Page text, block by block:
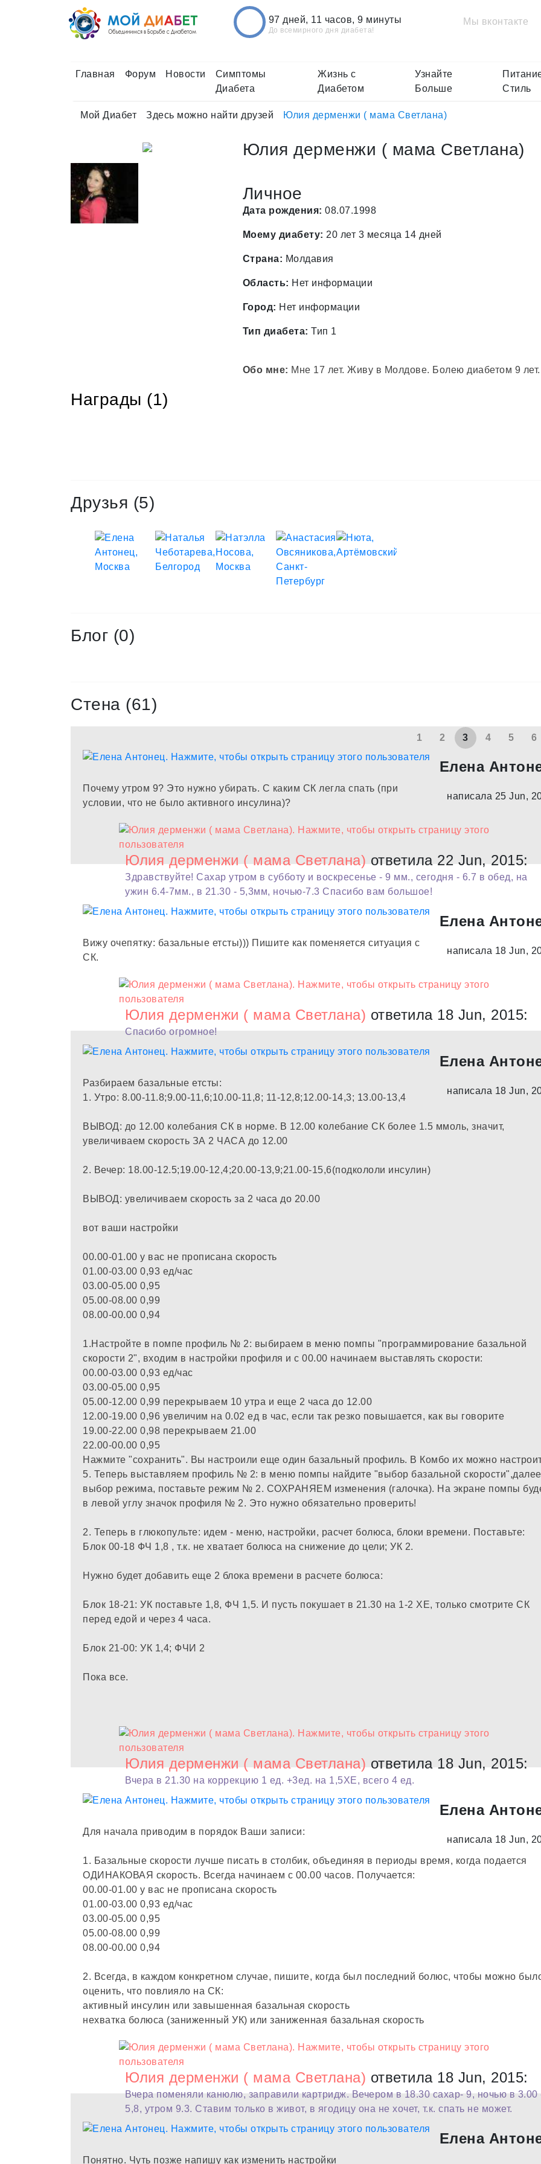
97 дней, 11 часов, 9 минуты
До всемирного дня диабета!
Мы вконтакте
Главная Форум Новости
Симптомы
Диабета
Жизнь с
Диабетом
Узнайте
Больше
Стиль
Мой Диабет Здесь можно найти друзей Юлия дерменжи ( мама Светлана)
Юлия дерменжи ( мама Светлана)
Личное
Дата рождения: 08.07.1998
Моему диабету: 20 лет 3 месяца 14 дней
Страна: Молдавия
Область: Нет информации
Город: Нет информации
Тип диабета: Тип 1
Обо мне: Мне 17 лет. Живу в Молдове. Болею диабетом 9 лет.
Награды (1)
Друзья (5)
Блог (0)
Стена (61)
1 2 3 4 5 6
Елена
написала 25 Jun,
Почему утром 9? Это нужно убирать. С каким СК легла спать (при
условии, что не было активного инсулина)?
Юлия дерменжи ( мама Светлана) ответила 22 Jun, 2015:
Здравствуйте! Сахар утром в субботу и воскресенье - 9 мм., сегодня - 6.7 в обед, на
ужин 6.4-7мм., в 21.30 - 5,3мм, ночью-7.3 Спасибо вам большое!
Елена
написала 18 Jun,
Вижу очепятку: базальные етсты))) Пишите как поменяется ситуация с
СК.
Юлия дерменжи ( мама Светлана) ответила 18 Jun, 2015:
Спасибо огромное!
Елена
написала 18 Jun,
Разбираем базальные етсты:
1. Утро: 8.00-11.8;9.00-11,6;10.00-11,8; 11-12,8;12.00-14,3; 13.00-13,4
ВЫВОД: до 12.00 колебания СК в норме. В 12.00 колебание СК более 1.5 ммоль, значит,
увеличиваем скорость ЗА 2 ЧАСА до 12.00
2. Вечер: 18.00-12.5;19.00-12,4;20.00-13,9;21.00-15,6(подкололи инсулин)
ВЫВОД: увеличиваем скорость за 2 часа до 20.00
вот ваши настройки
00.00-01.00 у вас не прописана скорость
01.00-03.00 0,93 ед/час
03.00-05.00 0,95
05.00-08.00 0,99
08.00-00.00 0,94
1.Настройте в помпе профиль № 2: выбираем в меню помпы "программирование базальной
скорости 2", входим в настройки профиля и с 00.00 начинаем выставлять скорости:
00.00-03.00 0,93 ед/час
03.00-05.00 0,95
05.00-12.00 0,99 перекрываем 10 утра и еще 2 часа до 12.00
12.00-19.00 0,96 увеличим на 0.02 ед в час, если так резко повышается, как вы говорите
19.00-22.00 0,98 перекрываем 21.00
22.00-00.00 0,95
Нажмите "сохранить". Вы настроили еще один базальный профиль. В Комбо их можно
5. Теперь выставляем профиль № 2: в меню помпы найдите "выбор базальной скорости",далее
выбор режима, поставьте режим № 2. СОХРАНЯЕМ изменения (галочка). На экране помпы
в левой углу значок профиля № 2. Это нужно обязательно проверить!
2. Теперь в глюкопульте: идем - меню, настройки, расчет болюса, блоки времени. Поставьте:
Блок 00-18 ФЧ 1,8 , т.к. не хватает болюса на снижение до цели; УК 2.
Нужно будет добавить еще 2 блока времени в расчете болюса:
Блок 18-21: УК поставьте 1,8, ФЧ 1,5. И пусть покушает в 21.30 на 1-2 ХЕ, только смотрите СК
перед едой и через 4 часа.
Блок 21-00: УК 1,4; ФЧИ 2
Пока все.
Юлия дерменжи ( мама Светлана) ответила 18 Jun, 2015:
Вчера в 21.30 на коррекцию 1 ед. +3ед. на 1,5ХЕ, всего 4 ед.
Елена
написала 18 Jun,
Для начала приводим в порядок Ваши записи:
1. Базальные скорости лучше писать в столбик, объединяя в периоды время, когда подается
ОДИНАКОВАЯ скорость. Всегда начинаем с 00.00 часов. Получается:
00.00-01.00 у вас не прописана скорость
01.00-03.00 0,93 ед/час
03.00-05.00 0,95
05.00-08.00 0,99
08.00-00.00 0,94
2. Всегда, в каждом конкретном случае, пишите, когда был последний болюс, чтобы можно
оценить, что повлияло на СК:
активный инсулин или завышенная базальная скорость
нехватка болюса (заниженный УК) или заниженная базальная скорость
Юлия дерменжи ( мама Светлана) ответила 18 Jun, 2015:
Вчера поменяли канюлю, заправили картридж. Вечером в 18.30 сахар- 9, ночью в 3.00
5,8, утром 9.3. Ставим только в живот, в ягодицу она не хочет, т.к. спать не может.
Елена
Понятно. Чуть позже напишу как изменить настройки